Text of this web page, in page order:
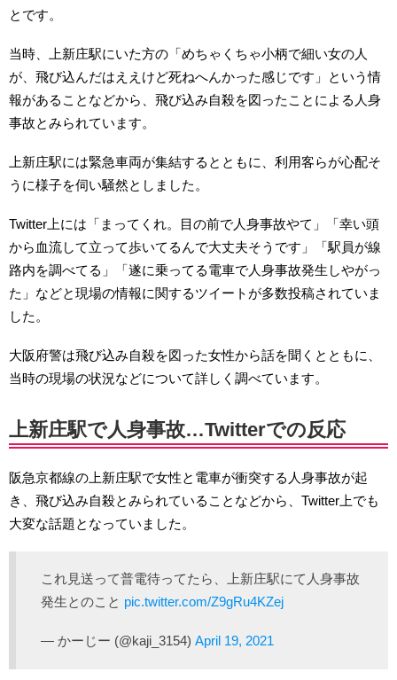
とです。
当時、上新庄駅にいた方の「めちゃくちゃ小柄で細い女の人
が、飛び込んだはええけど死ねへんかった感じです」という情
報があることなどから、飛び込み自殺を図ったことによる人身
事故とみられています。
上新庄駅には緊急車両が集結するとともに、利用客らが心配そ
うに様子を伺い騒然としました。
Twitter上には「まってくれ。目の前で人身事故やて」「幸い頭
から血流して立って歩いてるんで大丈夫そうです」「駅員が線
路内を調べてる」「遂に乗ってる電車で人身事故発生しやがっ
た」などと現場の情報に関するツイートが多数投稿されていま
した。
大阪府警は飛び込み自殺を図った女性から話を聞くとともに、
当時の現場の状況などについて詳しく調べています。
上新庄駅で人身事故…Twitterでの反応
阪急京都線の上新庄駅で女性と電車が衝突する人身事故が起
き、飛び込み自殺とみられていることなどから、Twitter上でも
大変な話題となっていました。
これ見送って普電待ってたら、上新庄駅にて人身事故
発生とのこと pic.twitter.com/Z9gRu4KZej
— かーじー (@kaji_3154) April 19, 2021